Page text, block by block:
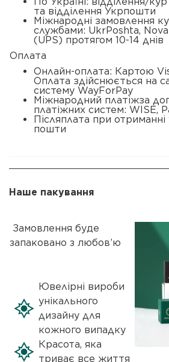
та відділення Укрпошти
Міжнародні замовлення
службами: UkrPoshta,
(UPS) протягом 10-14 днів
Оплата
Онлайн-оплата: Картою
Оплата здійснюється на
систему WayForPay
Міжнародний платіжза
платіжних систем: WISE,
Післяплата при отриманні
пошти
Наше пакування
Замовлення буде
запаковано з любов’ю
Ювелірні вироби
унікального
дизайну для
кожного випадку
Красота, яка
триває все життя